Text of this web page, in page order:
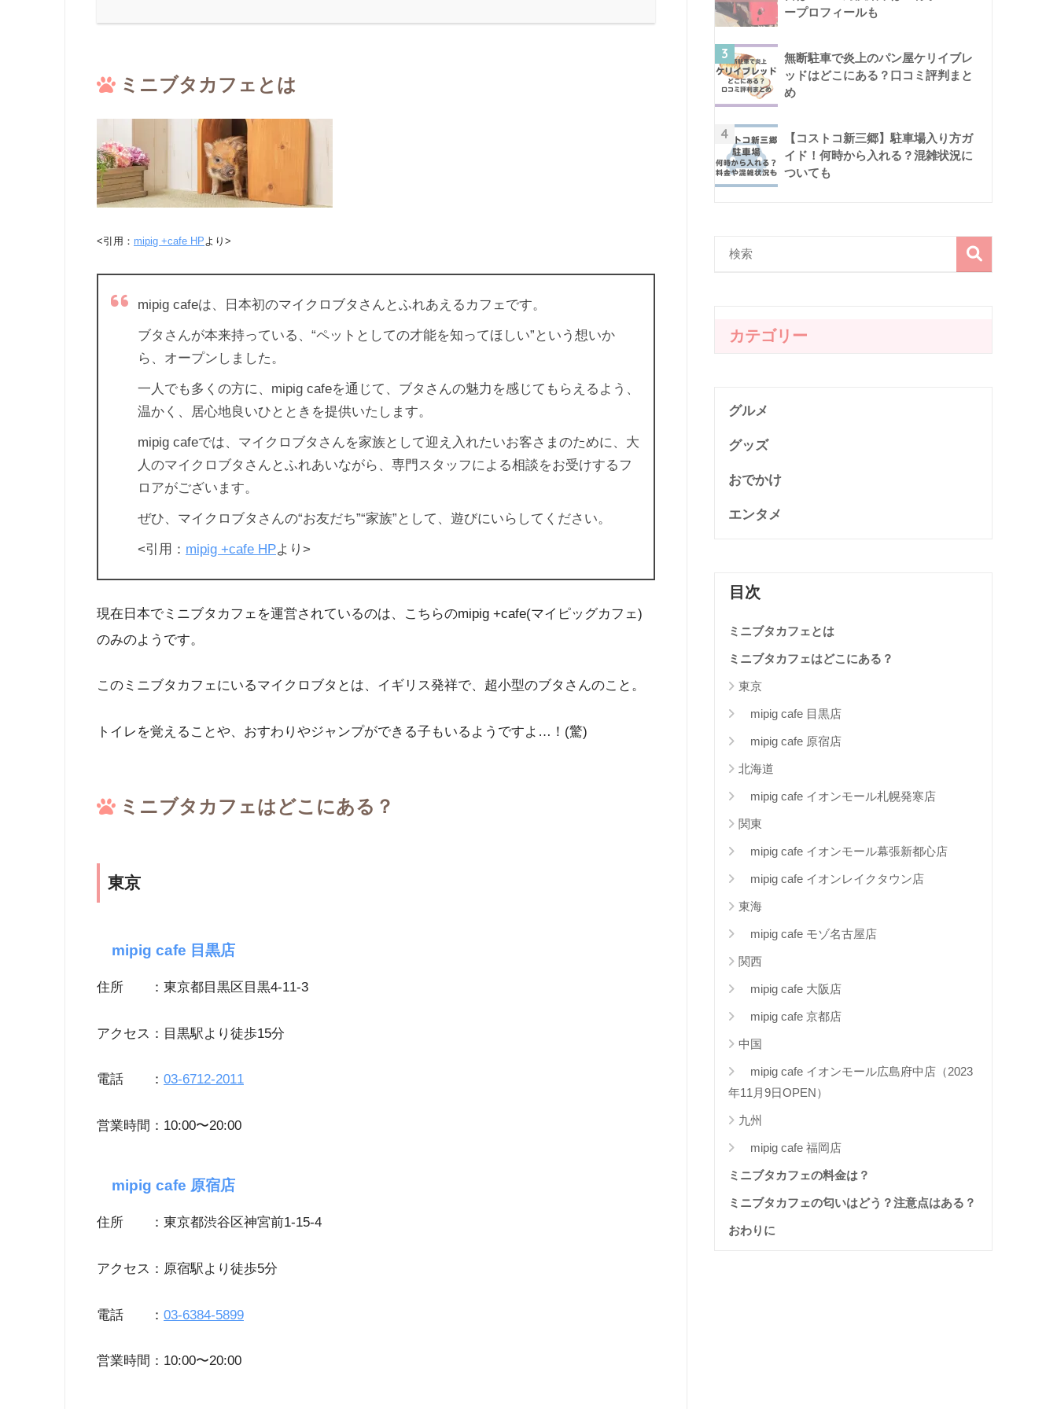
ミニブタカフェとは
<引用： mipig +cafe HPより>
mipig cafeは、日本初のマイクロブタさんとふれあえるカフェです。
ブタさんが本来持っている、“ペットとしての才能を知ってほしい”という想いか
ら、オープンしました。
一人でも多くの方に、mipig cafeを通じて、ブタさんの魅力を感じてもらえるよう、
温かく、居心地良いひとときを提供いたします。
mipig cafeでは、マイクロブタさんを家族として迎え入れたいお客さまのために、大
人のマイクロブタさんとふれあいながら、専門スタッフによる相談をお受けするフ
ロアがございます。
ぜひ、マイクロブタさんの“お友だち”“家族”として、遊びにいらしてください。
<引用： mipig +cafe HPより>
現在日本でミニブタカフェを運営されているのは、こちらのmipig +cafe(マイピッグカフェ)
のみのようです。
このミニブタカフェにいるマイクロブタとは、イギリス発祥で、超小型のブタさんのこと。
トイレを覚えることや、おすわりやジャンプができる子もいるようですよ…！(驚)
ミニブタカフェはどこにある？
東京
mipig cafe 目黒店
住所 ：東京都目黒区目黒4-11-3
アクセス：目黒駅より徒歩15分
電話 ： 03-6712-2011
営業時間：10:00〜20:00
mipig cafe 原宿店
住所 ：東京都渋谷区神宮前1-15-4
アクセス：原宿駅より徒歩5分
電話 ： 03-6384-5899
営業時間：10:00〜20:00
ープロフィールも
3
無断駐車で炎上のパン屋ケリイブレ
ッドはどこにある？口コミ評判まと
め
4
【コストコ新三郷】駐車場入り方ガ
イド！何時から入れる？混雑状況に
ついても
カテゴリー
グルメ
グッズ
おでかけ
エンタメ
目次
ミニブタカフェとは
ミニブタカフェはどこにある？
東京
mipig cafe 目黒店
mipig cafe 原宿店
北海道
mipig cafe イオンモール札幌発寒店
関東
mipig cafe イオンモール幕張新都心店
mipig cafe イオンレイクタウン店
東海
mipig cafe モゾ名古屋店
関西
mipig cafe 大阪店
mipig cafe 京都店
中国
mipig cafe イオンモール広島府中店（2023
年11月9日OPEN）
九州
mipig cafe 福岡店
ミニブタカフェの料金は？
ミニブタカフェの匂いはどう？注意点はある？
おわりに